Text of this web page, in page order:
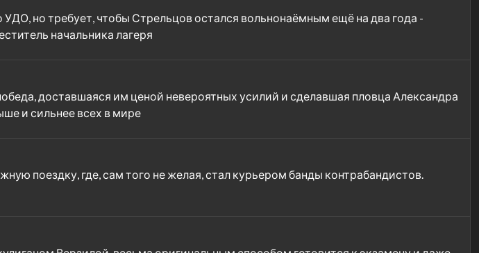
но требует, чтобы Стрельцов остался вольнонаёмным ещё на два года -
начальника лагеря
доставшаяся им ценой невероятных усилий и сделавшая пловца Александра
и сильнее всех в мире
поездку, где, сам того не желая, стал курьером банды контрабандистов.